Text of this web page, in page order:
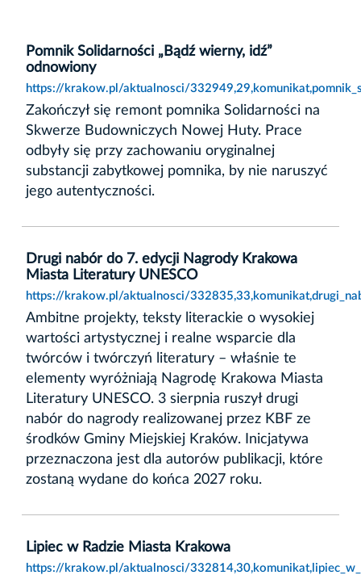
Pomnik Solidarności „Bądź wierny, idź”
odnowiony
https://krakow.pl/aktualnosci/
Zakończył się remont pomnika Solidarności na
Skwerze Budowniczych Nowej Huty. Prace
odbyły się przy zachowaniu oryginalnej
substancji zabytkowej pomnika, by nie naruszyć
jego autentyczności.
Drugi nabór do 7. edycji Nagrody Krakowa
Miasta Literatury UNESCO
https://krakow.pl/aktualnosci/
Ambitne projekty, teksty literackie o wysokiej
wartości artystycznej i realne wsparcie dla
twórców i twórczyń literatury – właśnie te
elementy wyróżniają Nagrodę Krakowa Miasta
Literatury UNESCO. 3 sierpnia ruszył drugi
nabór do nagrody realizowanej przez KBF ze
środków Gminy Miejskiej Kraków. Inicjatywa
przeznaczona jest dla autorów publikacji, które
zostaną wydane do końca 2027 roku.
Lipiec w Radzie Miasta Krakowa
https://krakow.pl/aktualnosci/